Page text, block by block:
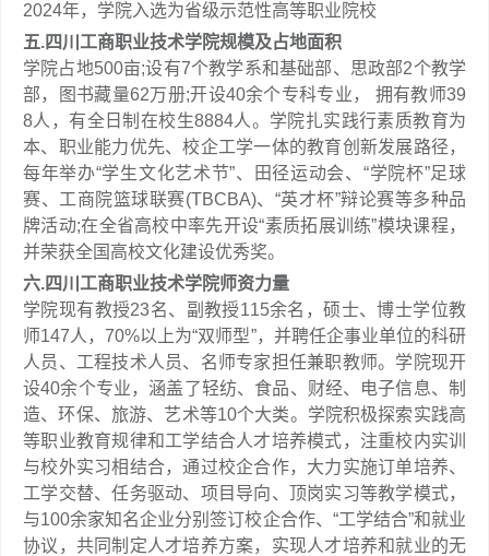
2024年，学院入选为省级示范性高等职业院校
五.四川工商职业技术学院规模及占地面积
学院占地500亩;设有7个教学系和基础部、思政部2个教学
部，图书藏量62万册;开设40余个专科专业， 拥有教师39
8人，有全日制在校生8884人。学院扎实践行素质教育为
本、职业能力优先、校企工学一体的教育创新发展路径，
每年举办“学生文化艺术节”、田径运动会、“学院杯”足球
赛、工商院篮球联赛(TBCBA)、“英才杯”辩论赛等多种品
牌活动;在全省高校中率先开设“素质拓展训练”模块课程，
并荣获全国高校文化建设优秀奖。
六.四川工商职业技术学院师资力量
学院现有教授23名、副教授115余名，硕士、博士学位教
师147人，70%以上为“双师型”，并聘任企事业单位的科研
人员、工程技术人员、名师专家担任兼职教师。学院现开
设40余个专业，涵盖了轻纺、食品、财经、电子信息、制
造、环保、旅游、艺术等10个大类。学院积极探索实践高
等职业教育规律和工学结合人才培养模式，注重校内实训
与校外实习相结合，通过校企合作，大力实施订单培养、
工学交替、任务驱动、项目导向、顶岗实习等教学模式，
与100余家知名企业分别签订校企合作、“工学结合”和就业
协议，共同制定人才培养方案，实现人才培养和就业的无